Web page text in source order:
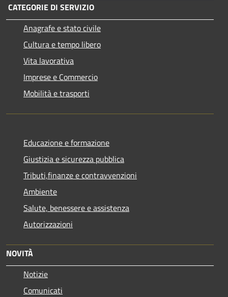
CATEGORIE DI SERVIZIO
Anagrafe e stato civile
Cultura e tempo libero
Vita lavorativa
Imprese e Commercio
Mobilità e trasporti
Educazione e formazione
Giustizia e sicurezza pubblica
Tributi,finanze e contravvenzioni
Ambiente
Salute, benessere e assistenza
Autorizzazioni
NOVITÀ
Notizie
Comunicati